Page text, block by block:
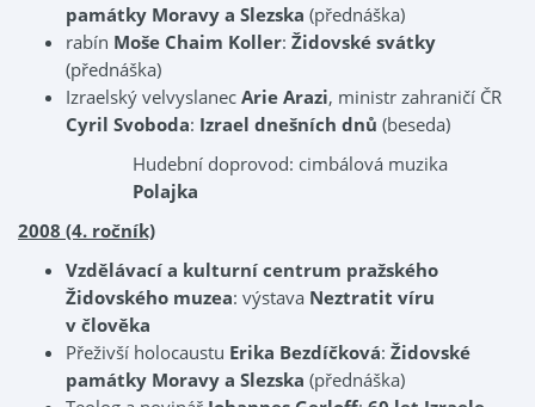
památky Moravy a Slezska (přednáška)
rabín Moše Chaim Koller: Židovské svátky
(přednáška)
Izraelský velvyslanec Arie Arazi, ministr zahraničí ČR
Cyril Svoboda: Izrael dnešních dnů (beseda)
Hudební doprovod: cimbálová muzika
Polajka
2008 (4. ročník)
Vzdělávací a kulturní centrum pražského
Židovského muzea: výstava Neztratit víru
v člověka
Přeživší holocaustu Erika Bezdíčková: Židovské
památky Moravy a Slezska (přednáška)